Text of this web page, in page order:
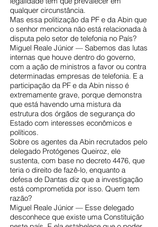
qualquer circunstância.
Mas essa politização da PF e da Abin que
o senhor menciona não está relacionada à
disputa pelo setor de telefonia no País?
Miguel Reale Júnior — Sabemos das lutas
internas que houve dentro do governo,
com a ação de ministros a favor ou contra
determinadas empresas de telefonia. E a
participação da PF e da Abin nisso é
extremamente grave, porque demonstra
que está havendo uma mistura da
estrutura dos órgãos de segurança do
Estado com interesses econômicos e
políticos.
Sobre os agentes da Abin recrutados pelo
delegado Protógenes Queiroz, ele
sustenta, com base no decreto 4476, que
teria o direito de fazê-lo, enquanto a
defesa de Dantas diz que a investigação
está comprometida por isso. Quem tem
razão?
Miguel Reale Júnior — Esse delegado
desconhece que existe uma Constituição